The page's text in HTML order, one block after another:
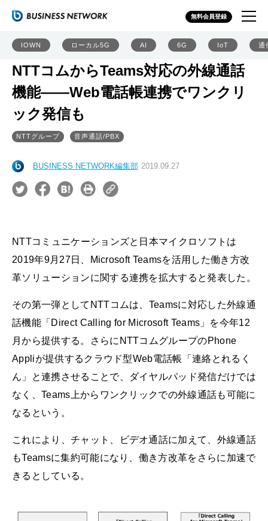
無料会員登録
IOWN ローカル5G AI 6G IoT 通
NTTコムからTeams対応の外線通話
機能――Web電話帳連携でワンクリ
ック発信も
NTTグループ 音声通話/PBX
BUSINESS NETWORK編集部 2019.09.27
NTTコミュニケーションズと日本マイクロソフトは
2019年9月27日、Microsoft Teamsを活用した働き方改
革ソリューションに関する連携を拡大すると発表した。
その第一弾としてNTTコムは、Teamsに対応した外線通
話機能「Direct Calling for Microsoft Teams」を今年12
月から提供する。さらにNTTコムグループのPhone
Appliが提供するクラウド型Web電話帳「連絡とれるく
ん」と連携させることで、ダイヤルパッド発信だけでは
なく、Teams上からワンクリックでの外線通話も可能に
なるという。
これにより、チャット、ビデオ通話に加えて、外線通話
もTeamsに集約可能になり、働き方改革をさらに加速で
きるとしている。